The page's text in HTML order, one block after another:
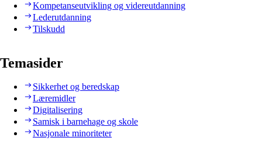
Kompetanseutvikling og videreutdanning
Lederutdanning
Tilskudd
Temasider
Sikkerhet og beredskap
Læremidler
Digitalisering
Samisk i barnehage og skole
Nasjonale minoriteter